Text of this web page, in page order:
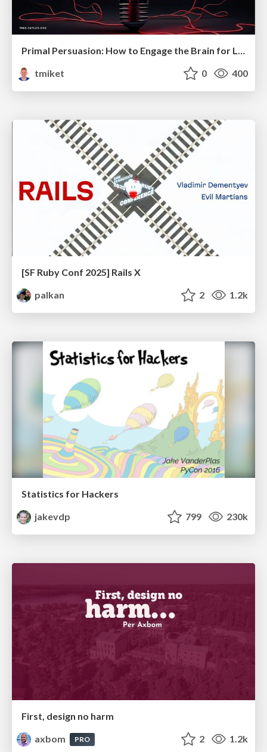
tmiket
0 400
[SF Ruby Conf 2025] Rails X
palkan
2 1.2k
Statistics for Hackers
jakevdp
799 230k
First, design no harm
axbom
PRO 2 1.2k